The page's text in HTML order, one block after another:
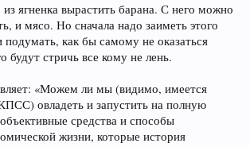
ягненка вырастить барана. С него можно
и мясо. Но сначала надо заиметь этого
подумать, как бы самому не оказаться
будут стричь все кому не лень.
«Можем ли мы (видимо, имеется
овладеть и запустить на полную
средства и способы
жизни, которые история